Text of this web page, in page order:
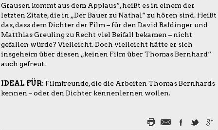
Grausen kommt aus dem Applaus“, heißt es in einem der
letzten Zitate, die in „Der Bauer zu Nathal“ zu hören sind. Heißt
das, dass dem Dichter der Film – für den David Baldinger und
Matthias Greuling zu Recht viel Beifall bekamen – nicht
gefallen würde? Vielleicht. Doch vielleicht hätte er sich
insgeheim über diesen „keinen Film über Thomas Bernhard“
auch gefreut.
IDEAL FÜR: Filmfreunde, die die Arbeiten Thomas Bernhards
kennen – oder den Dichter kennenlernen wollen.